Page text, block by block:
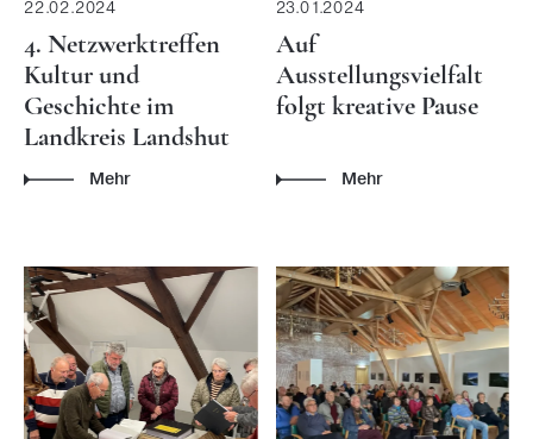
22.02.2024
4. Netzwerktreffen
Kultur und
Geschichte im
Landkreis Landshut
Mehr
23.01.2024
Auf
Ausstellungsvielfalt
folgt kreative Pause
Mehr